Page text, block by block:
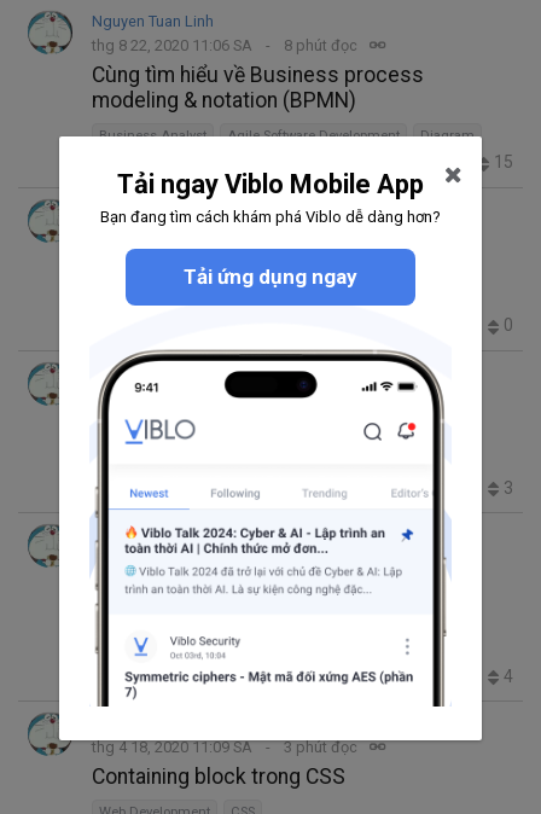
Nguyen Tuan Linh
thg 8 22, 2020 11:06 SA
8 phút đọc
Cùng tìm hiểu về Business process
modeling & notation (BPMN)
Business Analyst Agile Software Development Diagram
15
Nguyen Tuan Linh
Một số quiz về XSS trong Rails
Web Development
0
Nguyen Tuan Linh
thg 6 16, 2020 4:38 SA
9 phút đọc
Giới thiệu về Capistrano
1.9K 0 3
Nguyen Tuan Linh
thg 5 15, 2020 2:52 SA
7 phút đọc
Tổng quan về Browser caching cho Web
developer (Phần 1)
Browser #web HTML
1.9K 2 0 4
thg 4 18, 2020 11:09 SA
3 phút đọc
Containing block trong CSS
Tải ngay Viblo Mobile App
Bạn đang tìm cách khám phá Viblo dễ dàng hơn?
Tải ứng dụng ngay